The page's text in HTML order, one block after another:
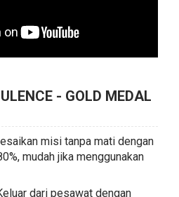
- GOLD MEDAL
misi tanpa mati dengan
mudah jika menggunakan
dari pesawat dengan